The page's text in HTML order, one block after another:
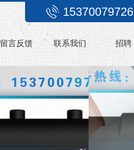
15370079726
留言反馈 联系我们 招聘